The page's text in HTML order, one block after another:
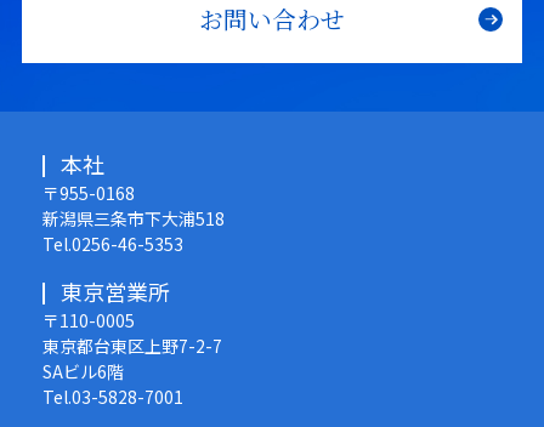
お問い合わせ
本社
〒955-0168
新潟県三条市下大浦518
Tel.0256-46-5353
東京営業所
〒110-0005
東京都台東区上野7-2-7
SAビル6階
Tel.03-5828-7001